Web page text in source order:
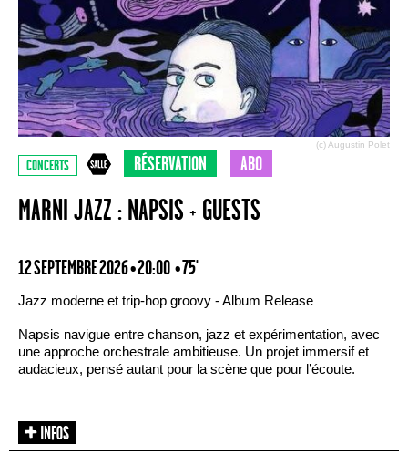
(c) Augustin Polet
CONCERTS RÉSERVATION ABO
MARNI JAZZ : NAPSIS + GUESTS
12 SEPTEMBRE 2026 • 20:00 • 75'
Jazz moderne et trip-hop groovy - Album Release
Napsis navigue entre chanson, jazz et expérimentation, avec
une approche orchestrale ambitieuse. Un projet immersif et
audacieux, pensé autant pour la scène que pour l’écoute.